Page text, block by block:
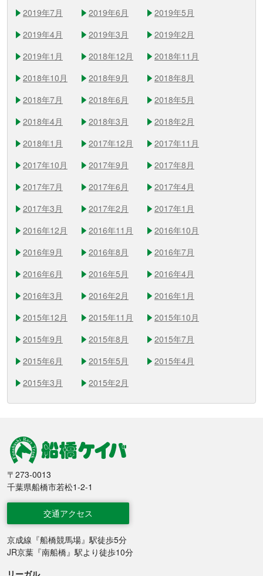
2019年7月
2019年6月
2019年5月
2019年4月
2019年3月
2019年2月
2019年1月
2018年12月
2018年11月
2018年10月
2018年9月
2018年8月
2018年7月
2018年6月
2018年5月
2018年4月
2018年3月
2018年2月
2018年1月
2017年12月
2017年11月
2017年10月
2017年9月
2017年8月
2017年7月
2017年6月
2017年4月
2017年3月
2017年2月
2017年1月
2016年12月
2016年11月
2016年10月
2016年9月
2016年8月
2016年7月
2016年6月
2016年5月
2016年4月
2016年3月
2016年2月
2016年1月
2015年12月
2015年11月
2015年10月
2015年9月
2015年8月
2015年7月
2015年6月
2015年5月
2015年4月
2015年3月
2015年2月
船橋競馬
〒273-0013
千葉県船橋市若松1-2-1
交通アクセス
京成線『船橋競馬場』駅徒歩5分
JR京葉『南船橋』駅より徒歩10分